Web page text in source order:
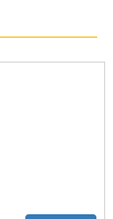
素超廣角鏡